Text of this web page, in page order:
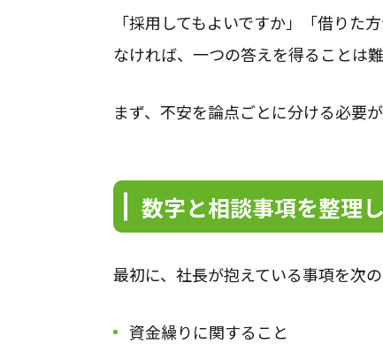
「採用してもよいですか」「借りた
なければ、一つの答えを得ることは難
まず、不安を論点ごとに分ける必要が
数字と相談事項を整理
最初に、社長が抱えている事項を次
資金繰りに関すること